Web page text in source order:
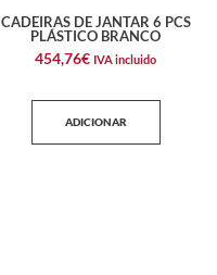
CADEIRAS DE JANTAR 6 PCS
PLÁSTICO BRANCO
454,76€ IVA incluido
ADICIONAR